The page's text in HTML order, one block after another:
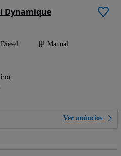
Dynamique
Diesel
Manual
Ver anúncios